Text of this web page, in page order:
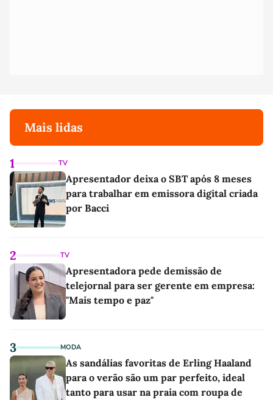
Mais lidas
1 TV
Apresentador deixa o SBT após 8 meses
para trabalhar em emissora digital criada
por Bacci
2 TV
Apresentadora pede demissão de
telejornal para ser gerente em empresa:
"Mais tempo e paz"
3 MODA
As sandálias favoritas de Erling Haaland
para o verão são um par perfeito, ideal
tanto para usar na praia com roupa de